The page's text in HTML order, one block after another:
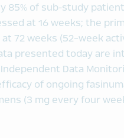
85% of sub-study
at 16 weeks; the
72 weeks (52-week
presented today are
Data
of ongoing
(3 mg every four